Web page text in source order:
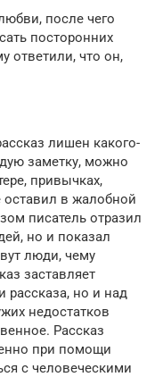
после чего
посторонних
ответили, что он,
лишен какого-
заметку, можно
привычках,
оставил в жалобной
писатель отразил
но и показал
люди, чему
заставляет
рассказа, но и над
недостатков
Рассказ
при помощи
с человеческими